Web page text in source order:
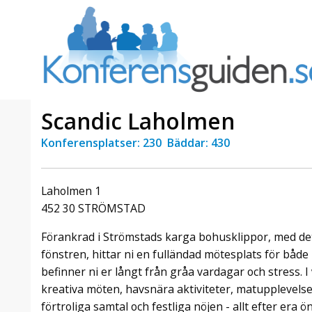
Scandic Laholmen
Konferensplatser: 230 Bäddar: 430
Laholmen 1
452 30 STRÖMSTAD
Förankrad i Strömstads karga bohusklippor, med
fönstren, hittar ni en fulländad mötesplats för både
befinner ni er långt från gråa vardagar och stress.
kreativa möten, havsnära aktiviteter,
förtroliga samtal och festliga nöjen - allt efter era
av att
här är
Erbjudande från Sheraton
Välkommen att fira in julen
november och 19 december
förvandlar vi våra lokaler till en
stämningsfull mötesplats där
hantverk, tradi ...